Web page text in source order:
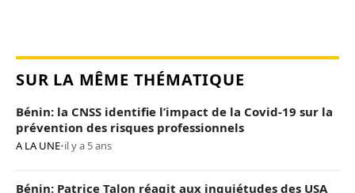
SUR LA MÊME THÉMATIQUE
Bénin: la CNSS identifie l’impact de la Covid-19 sur la
prévention des risques professionnels
A LA UNE•il y a 5 ans
Bénin: Patrice Talon réagit aux inquiétudes des USA